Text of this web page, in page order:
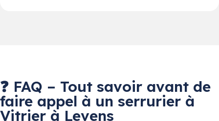
❓ FAQ – Tout savoir avant de
faire appel à un serrurier à
Vitrier à Levens